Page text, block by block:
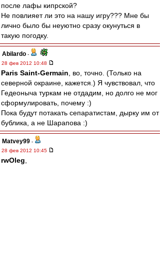
после лафы кипрской?
Не повлияет ли это на нашу игру??? Мне бы
лично было бы неуютно сразу окунуться в
такую погодку.
Abilardo -
28 фев 2012 10:48
Paris Saint-Germain , во, точно. (Только на
северной окраине, кажется.) Я чувствовал, что
Гедеоныча туркам не отдадим, но долго не мог
сформулировать, почему :)
Пока будут потакать сепаратистам, дырку им от
бублика, а не Шарапова :)
Matvey99 -
28 фев 2012 10:45
rwOleg